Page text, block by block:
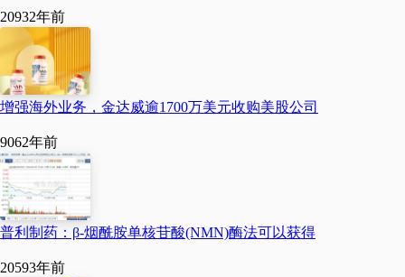
20932年前
增强海外业务，金达威逾1700万美元收购美股公司
9062年前
普利制药：β-烟酰胺单核苷酸(NMN)酶法可以获得
20593年前